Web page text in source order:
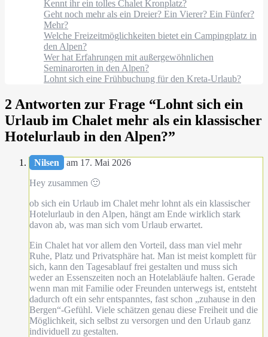
Kennt ihr ein tolles Chalet Kronplatz?
Geht noch mehr als ein Dreier? Ein Vierer? Ein Fünfer?
Mehr?
Welche Freizeitmöglichkeiten bietet ein Campingplatz in
den Alpen?
Wer hat Erfahrungen mit außergewöhnlichen
Seminarorten in den Alpen?
Lohnt sich eine Frühbuchung für den Kreta-Urlaub?
2 Antworten zur Frage “Lohnt sich ein
Urlaub im Chalet mehr als ein klassischer
Hotelurlaub in den Alpen?”
Nilsen
am 17. Mai 2026
Hey zusammen 🙂
ob sich ein Urlaub im Chalet mehr lohnt als ein klassischer
Hotelurlaub in den Alpen, hängt am Ende wirklich stark
davon ab, was man sich vom Urlaub erwartet.
Ein Chalet hat vor allem den Vorteil, dass man viel mehr
Ruhe, Platz und Privatsphäre hat. Man ist meist komplett für
sich, kann den Tagesablauf frei gestalten und muss sich
weder an Essenszeiten noch an Hotelabläufe halten. Gerade
wenn man mit Familie oder Freunden unterwegs ist, entsteht
dadurch oft ein sehr entspanntes, fast schon „zuhause in den
Bergen“-Gefühl. Viele schätzen genau diese Freiheit und die
Möglichkeit, sich selbst zu versorgen und den Urlaub ganz
individuell zu gestalten.